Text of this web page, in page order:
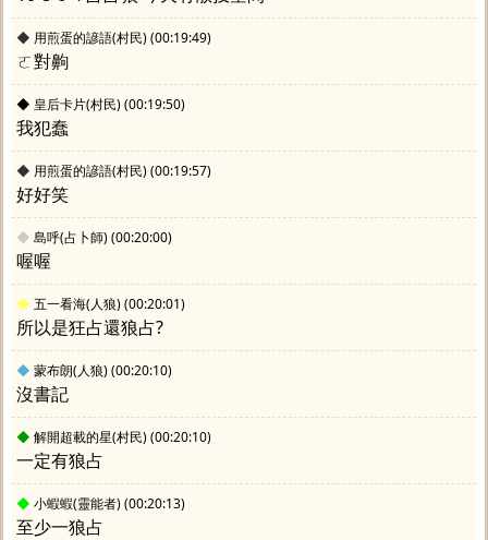
◆ 用煎蛋的諺語(村民)(00:19:49)
ㄛ對齁
◆ 皇后卡片(村民)(00:19:50)
我犯蠢
◆ 用煎蛋的諺語(村民)(00:19:57)
好好笑
◆ 島呼(占卜師)(00:20:00)
喔喔
◆ 五一看海(人狼)(00:20:01)
所以是狂占還狼占?
◆ 蒙布朗(人狼)(00:20:10)
沒書記
◆ 解開超載的星(村民)(00:20:10)
一定有狼占
◆ 小蝦蝦(靈能者)(00:20:13)
至少一狼占